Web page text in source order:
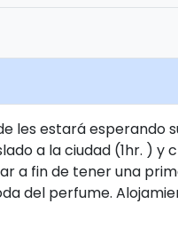
les estará esperando
a la ciudad (1hr. ) y
a fin de tener una
del perfume.